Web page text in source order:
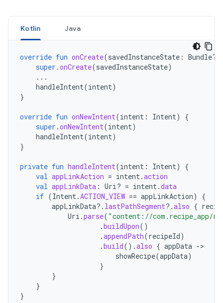
Kotlin Java
override fun onCreate(savedInstanceState : Bundle?)
super .onCreate(savedInstanceState)
...
handleIntent(intent)
}
override fun onNewIntent(intent : Intent)
{
super .onNewIntent(intent)
handleIntent(intent)
}
private fun handleIntent(intent : Intent)
{
val appLinkAction = intent.action
val appLinkData : Uri? = intent.data
if (Intent.ACTION_VIEW == appLinkAction)
{
appLinkData?. lastPathSegment?.also {
Uri .parse( "content://com.recipe_app/
.buildUpon()
.appendPath(recipeId)
.build().also { appData -
showRecipe(appData)
}
}
}
}